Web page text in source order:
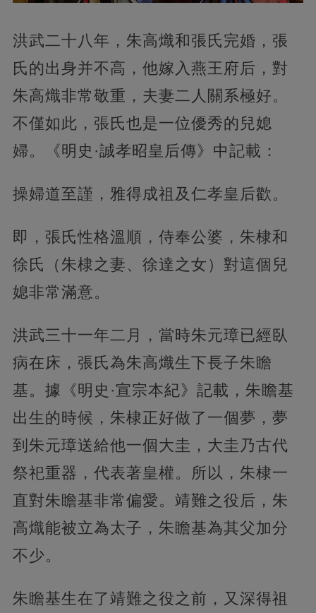
洪武二十八年，朱高熾和張氏完婚，張
氏的出身并不高，他嫁入燕王府后，對
朱高熾非常敬重，夫妻二人關系極好。
不僅如此，張氏也是一位優秀的兒媳
婦。《明史·誠孝昭皇后傳》中記載：
操婦道至謹，雅得成祖及仁孝皇后歡。
即，張氏性格溫順，侍奉公婆，朱棣和
徐氏（朱棣之妻、徐達之女）對這個兒
媳非常滿意。
洪武三十一年二月，當時朱元璋已經臥
病在床，張氏為朱高熾生下長子朱瞻
基。據《明史·宣宗本紀》記載，朱瞻基
出生的時候，朱棣正好做了一個夢，夢
到朱元璋送給他一個大圭，大圭乃古代
祭祀重器，代表著皇權。所以，朱棣一
直對朱瞻基非常偏愛。靖難之役后，朱
高熾能被立為太子，朱瞻基為其父加分
不少。
朱瞻基生在了靖難之役之前，又深得祖